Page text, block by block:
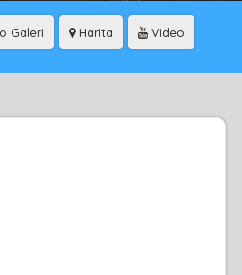
Galeri Harita Video